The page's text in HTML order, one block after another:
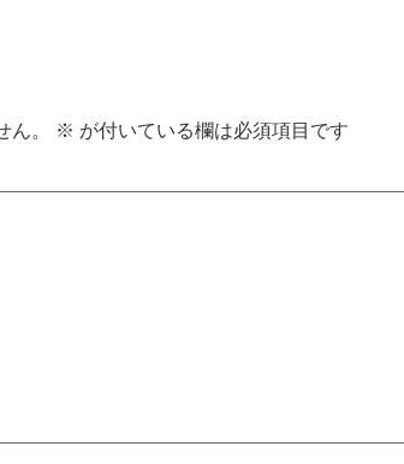
。 ※ が付いている欄は必須項目です